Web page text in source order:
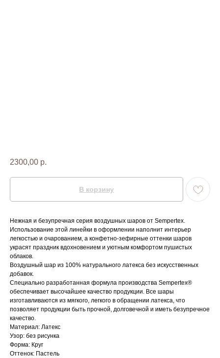
2300,00 р.
В корзину
Нежная и безупречная серия воздушных шаров от Sempertex.
Использование этой линейки в оформлении наполнит интерьер
легкостью и очарованием, а конфетно-зефирные оттенки шаров
украсят праздник вдохновением и уютным комфортом пушистых
облаков.
Воздушный шар из 100% натурального латекса без искусственных
добавок.
Специально разработанная формула производства Sempertex®
обеспечивает высочайшее качество продукции. Все шары
изготавливаются из мягкого, легкого в обращении латекса, что
позволяет продукции быть прочной, долговечной и иметь безупречное
качество.
Материал: Латекс
Узор: без рисунка
Форма: Круг
Оттенок: Пастель